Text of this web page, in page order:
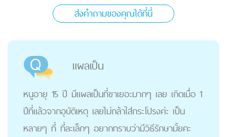
ส่งคำถามของคุณได้ที่นี่
แผลเป็น
หนูอายุ 15 ปี มีแผลเป็นที่ขาเยอะมากๆ เลย เกิดเมื่อ 1
ปีที่แล้วจากอุบัติเหตุ เลยไม่กล้าใส่กระโปรงค่ะ เป็น
หลายๆ ที่ ที่ละเล็กๆ อยากทราบว่ามีวิธีรักษามั้ยคะ